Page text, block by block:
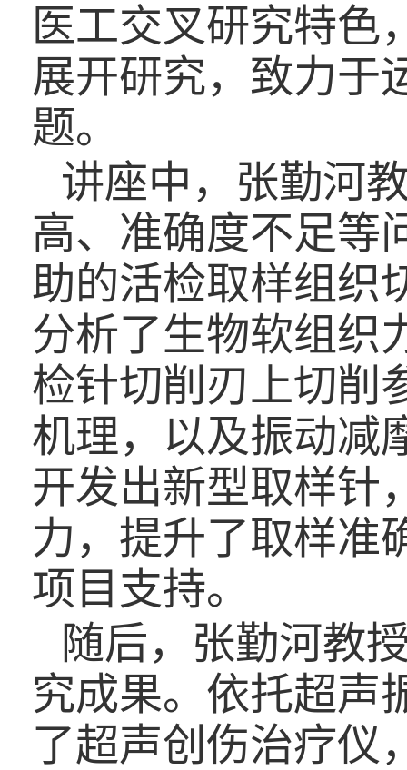
医工交叉研究特色
展开研究，致力于
题。
讲座中，张勤河
高、准确度不足等
助的活检取样组织
分析了生物软组织
检针切削刃上切削
机理，以及振动减
开发出新型取样针
力，提升了取样准
项目支持。
随后，张勤河教
究成果。依托超声
了超声创伤治疗仪